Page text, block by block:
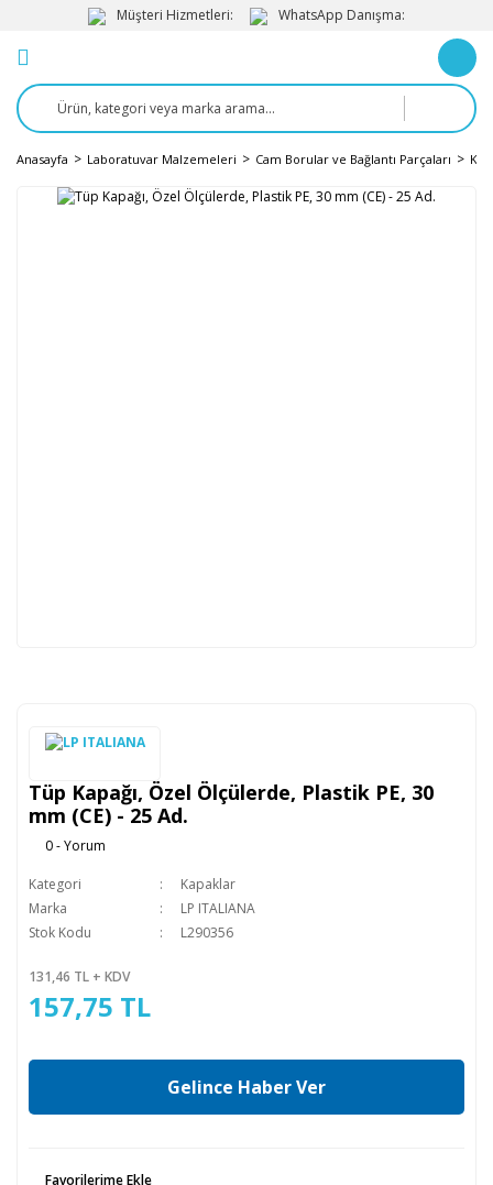
Müşteri Hizmetleri: WhatsApp Danışma:
Anasayfa Laboratuvar Malzemeleri Cam Borular ve Bağlantı Parçaları
Tüp Kapağı, Özel Ölçülerde, Plastik PE, 30
mm (CE) - 25 Ad.
0 - Yorum
Kategori
Kapaklar
Marka
LP ITALIANA
Stok Kodu
L290356
131,46 TL + KDV
157,75 TL
Gelince Haber Ver